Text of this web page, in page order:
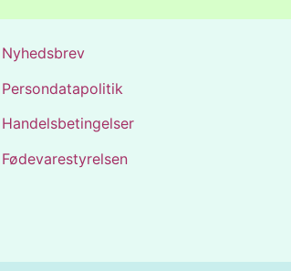
Nyhedsbrev
Persondatapolitik
Handelsbetingelser
Fødevarestyrelsen